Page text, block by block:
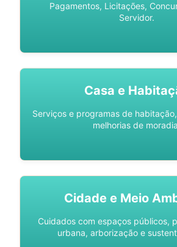
Pagamentos, Licitações,
Servidor.
Casa e
Serviços e programas de
melhorias de
Cidade e Meio
Cuidados com espaços públicos,
urbana, arborização e